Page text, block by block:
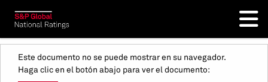
Este documento no se puede mostrar en su navegador.
Haga clic en el botón abajo para ver el documento: